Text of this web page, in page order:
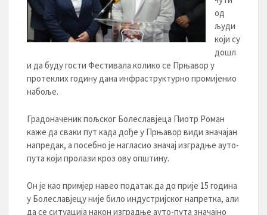
од
људи
који су
дошл
и да буду гости Фестивала колико се Прњавор у
протеклих годину дана инфраструктурно промијенио
набоље.
Градоначеник пољског Болеславјеца Пиотр Роман
каже да сваки пут када дође у Прњавор види значајан
напредак, а посебно је нагласио значај изградње ауто-
пута који пролази кроз ову општину.
Он је као примјер навео податак да до прије 15 година
у Болеславјецу није било индустријског напретка, али
да се ситуација након изградње ауто-пута значајно